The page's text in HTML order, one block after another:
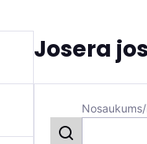
Josera